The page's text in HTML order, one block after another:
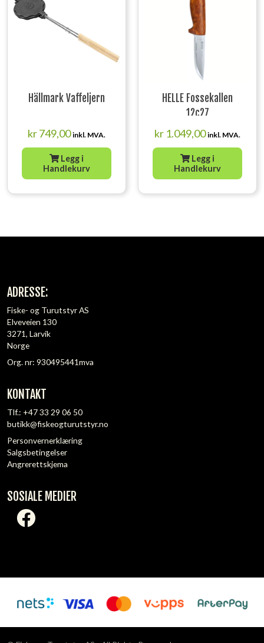
Hällmark Vaffeljern
kr749,00 inkl. MVA.
Legg i
Handlekurv
HELLE Fossekallen
12c27
kr 1.049,00 inkl. MVA.
Legg i
Handlekurv
ADRESSE:
Fiske- og Turutstyr AS
Elveveien 130
3271, Larvik
Norge
Org. nr: 930495441mva
KONTAKT
Tlf.: +47 33 29 06 50
butikk@fiskeogturutstyr.no
Personvernerklæring
Salgsbetingelser
Angrerettskjema
SOSIALE MEDIER